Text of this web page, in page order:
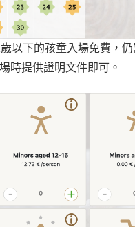
以下的孩童入場免費，
時提供證明文件即可。